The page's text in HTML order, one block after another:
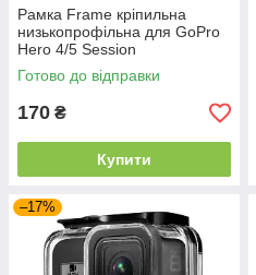
Рамка Frame кріпильна
низькопрофільна для GoPro
Hero 4/5 Session
Готово до відправки
170 ₴
Купити
–17%